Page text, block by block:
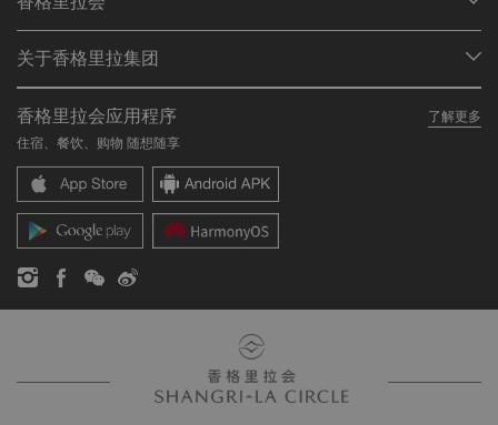
查找预订
餐厅与酒吧
加入香格里拉会
常见问题
联络我们
关于香格里拉集团
我们的酒店品牌
香格里拉中心
香格里拉公寓
联系方式
职业发展
企业社会责任
新闻稿
香格里拉会应用程序
了解更多
住宿、餐饮、购物 随想随享